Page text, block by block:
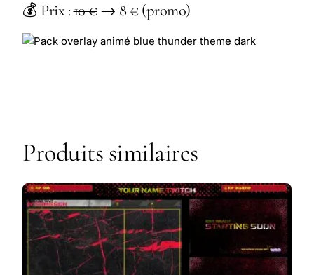
💰 Prix :10 €→ 8 €(promo)
Produits similaires